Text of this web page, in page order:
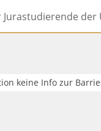
Jurastudierende
keine Info zur